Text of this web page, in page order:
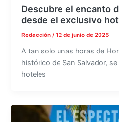
Descubre el encanto
desde el exclusivo
Redacción/12 de junio de 2025
A tan solo unas horas de
histórico de San Salvador,
hoteles